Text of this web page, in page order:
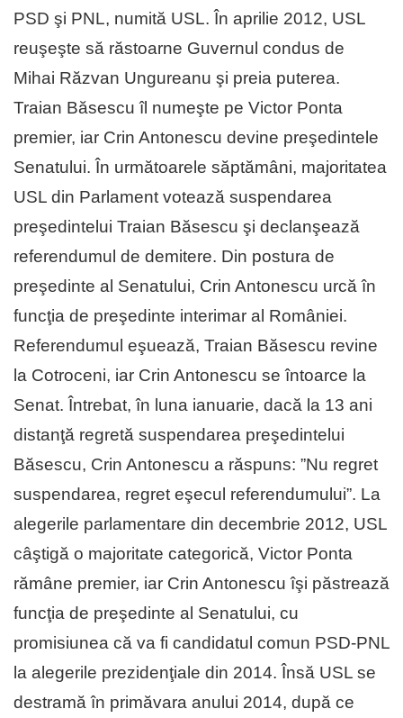
PSD şi PNL, numită USL. În aprilie 2012, USL
reuşeşte să răstoarne Guvernul condus de
Mihai Răzvan Ungureanu şi preia puterea.
Traian Băsescu îl numeşte pe Victor Ponta
premier, iar Crin Antonescu devine preşedintele
Senatului. În următoarele săptămâni, majoritatea
USL din Parlament votează suspendarea
preşedintelui Traian Băsescu şi declanşează
referendumul de demitere. Din postura de
preşedinte al Senatului, Crin Antonescu urcă în
funcţia de preşedinte interimar al României.
Referendumul eşuează, Traian Băsescu revine
la Cotroceni, iar Crin Antonescu se întoarce la
Senat. Întrebat, în luna ianuarie, dacă la 13 ani
distanţă regretă suspendarea preşedintelui
Băsescu, Crin Antonescu a răspuns: ”Nu regret
suspendarea, regret eşecul referendumului”. La
alegerile parlamentare din decembrie 2012, USL
câştigă o majoritate categorică, Victor Ponta
rămâne premier, iar Crin Antonescu îşi păstrează
funcţia de preşedinte al Senatului, cu
promisiunea că va fi candidatul comun PSD-PNL
la alegerile prezidenţiale din 2014. Însă USL se
destramă în primăvara anului 2014, după ce